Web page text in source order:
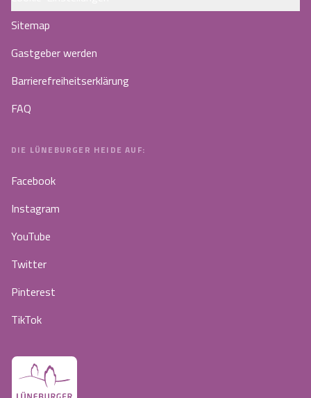
Sitemap
Gastgeber werden
Barrierefreiheitserklärung
FAQ
DIE LÜNEBURGER HEIDE AUF:
Facebook
Instagram
YouTube
Twitter
Pinterest
TikTok